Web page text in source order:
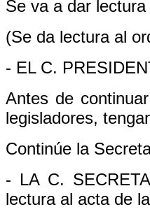
Se va a dar
(Se da lectura al
- EL C.
Antes de
legisladores,
Continúe la
- LA C.
lectura al acta de